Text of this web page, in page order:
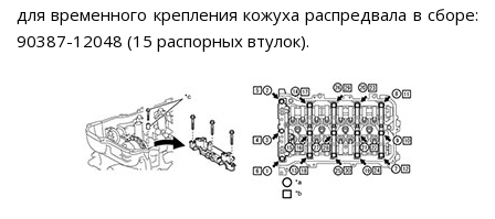
для временного крепления кожуха распредвала в сборе:
90387-12048 (15 распорных втулок).